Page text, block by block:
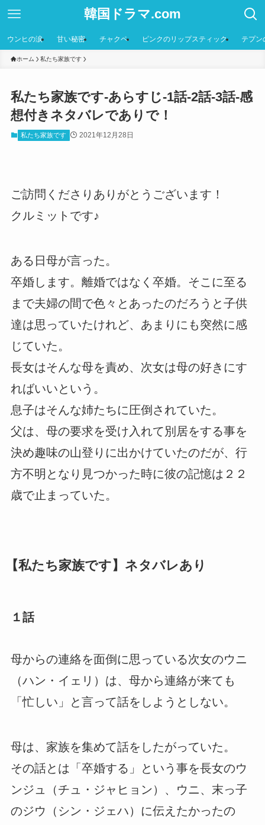
韓国ドラマ.com
ウンヒの涙 甘い秘密 チャクペ ピンクのリップスティック テプン
ホーム 私たち家族です
私たち家族です-あらすじ-1話-2話-3話-感
想付きネタバレでありで！
私たち家族です 2021年12月28日
ご訪問くださりありがとうございます！
クルミットです♪
ある日母が言った。
卒婚します。離婚ではなく卒婚。そこに至る
まで夫婦の間で色々とあったのだろうと子供
達は思っていたけれど、あまりにも突然に感
じていた。
長女はそんな母を責め、次女は母の好きにす
ればいいという。
息子はそんな姉たちに圧倒されていた。
父は、母の要求を受け入れて別居をする事を
決め趣味の山登りに出かけていたのだが、行
方不明となり見つかった時に彼の記憶は２２
歳で止まっていた。
【私たち家族です】ネタバレあり
１話
母からの連絡を面倒に思っている次女のウニ
（ハン・イェリ）は、母から連絡が来ても
「忙しい」と言って話をしようとしない。
母は、家族を集めて話をしたがっていた。
その話とは「卒婚する」という事を長女のウ
ンジュ（チュ・ジャヒョン）、ウニ、末っ子
のジウ（シン・ジェハ）に伝えたかったの